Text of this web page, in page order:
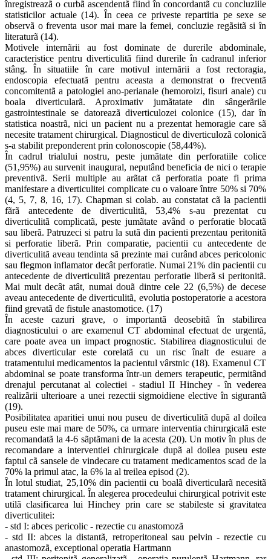
înregistreazã o curbã ascendentã fiind în concordantã cu concluziile
statisticilor actuale (14). În ceea ce priveste repartitia pe sexe se
observã o freventa usor mai mare la femei, concluzie regãsitã si în
literaturã (14).
Motivele internãrii au fost dominate de durerile abdominale,
caracteristice pentru diverticulitã fiind durerile în cadranul inferior
stâng. În situatiile în care motivul internãrii a fost rectoragia,
endoscopia efectuatã pentru aceasta a demonstrat o frecventã
concomitentã a patologiei ano-perianale (hemoroizi, fisuri anale) cu
boala diverticularã. Aproximativ jumãtatate din sângerãrile
gastrointestinale se datoreazã diverticulozei colonice (15), dar în
statistica noastrã, nici un pacient nu a prezentat hemoragie care sã
necesite tratament chirurgical. Diagnosticul de diverticulozã colonicã
s-a stabilit preponderent prin colonoscopie (58,44%).
În cadrul trialului nostru, peste jumãtate din perforatiile colice
(51,95%) au survenit inaugural, neputând beneficia de nici o terapie
preventivã. Serii multiple au arãtat cã perforatia poate fi prima
manifestare a diverticulitei complicate cu o valoare între 50% si 70%
(4, 5, 7, 8, 16, 17). Chapman si colab. au constatat cã la pacientii
fãrã antecedente de diverticulitã, 53,4% s-au prezentat cu
diverticulitã complicatã, peste jumãtate având o perforatie blocatã
sau liberã. Patruzeci si patru la sutã din pacienti prezentau peritonitã
si perforatie liberã. Prin comparatie, pacientii cu antecedente de
diverticulitã aveau tendinta sã prezinte mai curând abces pericolonic
sau flegmon inflamator decât perforatie. Numai 21% din pacientii cu
antecedente de diverticulitã prezentau perforatie liberã si peritonitã.
Mai mult decât atât, numai douã dintre cele 22 (6,5%) de decese
aveau antecedente de diverticulitã, evolutia postoperatorie a acestora
fiind grevatã de fistule anastomotice. (17)
În aceste cazuri grave, o importantã deosebitã în stabilirea
diagnosticului o are examenul CT abdominal efectuat de urgentã,
care poate avea un impact prognostic. Stabilirea diagnosticului de
abces diverticular este corelatã cu un risc înalt de esuare a
tratamentului medicamentos la pacientul vârstnic (18). Examenul CT
abdominal se poate transforma într-un demers terapeutic, permitând
drenajul percutanat al colectiei - stadiul II Hinchey - în vederea
realizãrii ulterioare a unei rezectii sigmoidiene elective în sigurantã
(19).
Posibilitatea aparitiei unui nou puseu de diverticulitã dupã al doilea
puseu este mai mare de 50%, ca urmare interventia chirurgicalã este
recomandatã la 4-6 sãptãmani de la acesta (20). Un motiv în plus de
recomandare a interventiei chirurgicale dupã al doilea puseu este
faptul cã sansele de vindecare cu tratament medicamentos scad de la
70% la primul atac, la 6% la al treilea episod (2).
În lotul studiat, 25,10% din pacientii cu boalã diverticularã necesitã
tratament chirurgical. În alegerea procedeului chirurgical potrivit este
utilã clasificarea lui Hinchey prin care se stabileste si gravitatea
diverticulitei:
- std I: abces pericolic - rezectie cu anastomozã
- std II: abces la distantã, retroperitoneal sau pelvin - rezectie cu
anastomozã, exceptional operatia Hartmann